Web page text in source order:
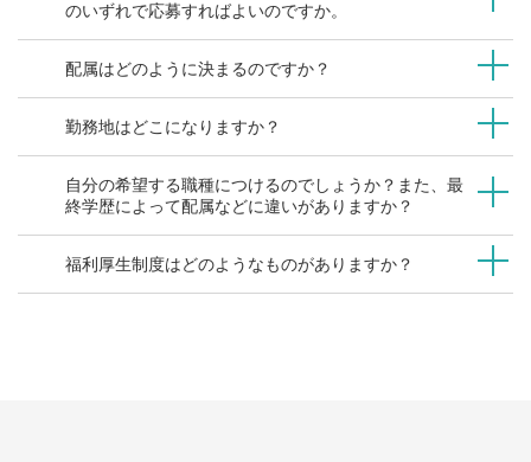
のいずれで応募すればよいのですか。
配属はどのように決まるのですか？
勤務地はどこになりますか？
自分の希望する職種につけるのでしょうか？また、最
終学歴によって配属などに違いがありますか？
福利厚生制度はどのようなものがありますか？